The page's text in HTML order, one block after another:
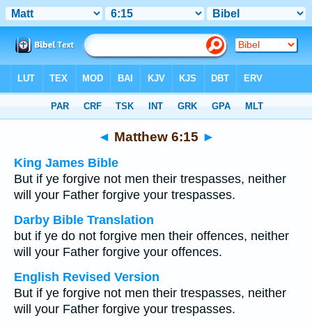
◄ Matthew 6:15 ►
King James Bible
But if ye forgive not men their trespasses, neither
will your Father forgive your trespasses.
Darby Bible Translation
but if ye do not forgive men their offences, neither
will your Father forgive your offences.
English Revised Version
But if ye forgive not men their trespasses, neither
will your Father forgive your trespasses.